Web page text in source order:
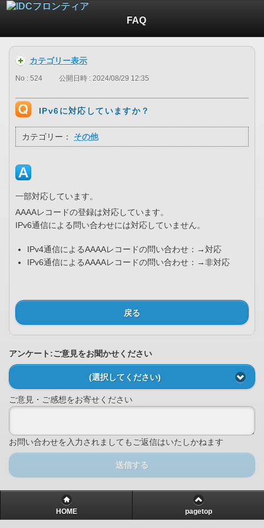
FAQ
カテゴリー表示
No : 524 公開日時 : 2024/08/29 12:35
IPv6に対応していますか？
カテゴリー： その他
一部対応しています。
AAAAレコードの登録は対応しています。
IPv6通信による問い合わせには対応していません。
IPv4通信によるAAAAレコードの問い合わせ：→対応
IPv6通信によるAAAAレコードの問い合わせ：→非対応
戻る
アンケート:ご意見をお聞かせください
(選択してください)
ご意見・ご感想をお寄せください
お問い合わせを入力されましてもご返信はいたしかねます
送信する
HOME pagetop